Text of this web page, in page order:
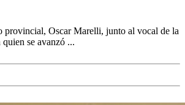
provincial, Oscar Marelli, junto al vocal de la
se avanzó ...